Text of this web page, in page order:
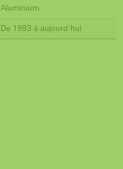
Aluminium
De 1993 à aujourd'hui